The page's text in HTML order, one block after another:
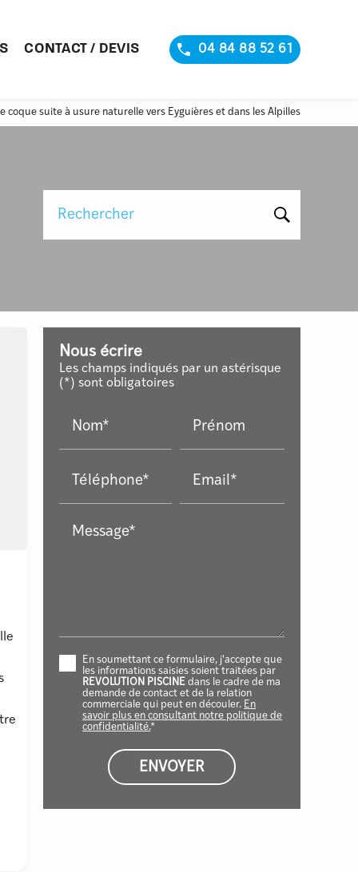
CONTACT / DEVIS 04 84 88 52 61
coque suite à usure naturelle vers Eyguières et dans les Alpilles
Rechercher
Nous écrire
Les champs indiqués par un astérisque
(*) sont obligatoires
Nom* Prénom
Téléphone* Email*
Message*
En soumettant ce formulaire, j'accepte que
les informations saisies soient traitées par
REVOLUTION PISCINE dans le cadre de ma
demande de contact et de la relation
commerciale qui peut en découler. En
savoir plus en consultant notre politique de
confidentialité.*